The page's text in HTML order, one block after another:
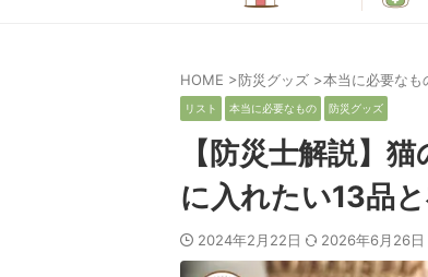
HOME >防災グッズ >本当に必要なも
リスト 本当に必要なもの 防災グッズ
【防災士解説】
に入れたい13品
2024年2月22日 2026年6月26日